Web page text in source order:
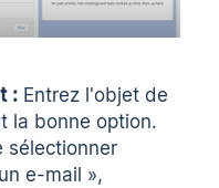
: Entrez l'objet de
la bonne option.
sélectionner
e-mail »,